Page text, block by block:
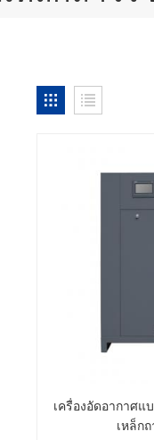
เครื่องอัดอากาศ
เหล็ก